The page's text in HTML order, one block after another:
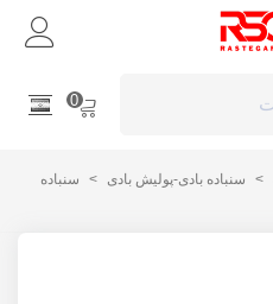
0
> سنباده بادی-پولیش بادی >
سنباده